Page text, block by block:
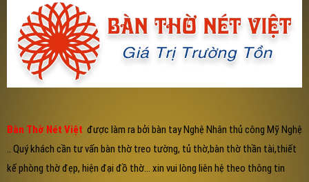
Bàn Thờ Nét Việt được làm ra bởi bàn tay Nghệ Nhân thủ công Mỹ Nghệ
.. Quý khách cần tư vấn bàn thờ treo tường, tủ thờ,bàn thờ thần tài,thiết
kế phòng thờ đẹp, hiện đại đồ thờ... xin vui lòng liên hệ theo thông tin